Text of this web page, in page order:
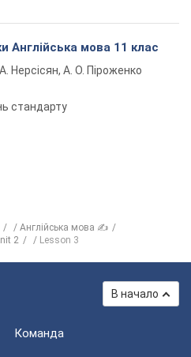
Англійська мова 11 клас
Нерсісян, А. О. Піроженко
стандарту
Англійська мова ✍
2 Lesson 3
В начало
Команда